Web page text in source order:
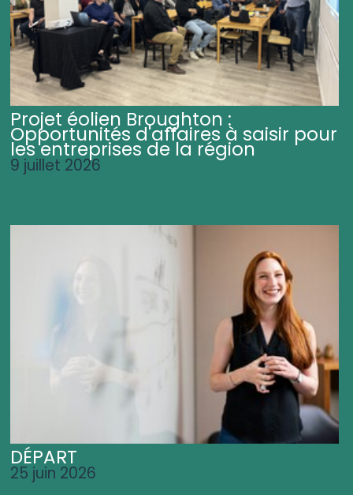
Projet éolien Broughton :
Opportunités d'affaires à saisir pour
les entreprises de la région
9 juillet 2026
DÉPART
25 juin 2026